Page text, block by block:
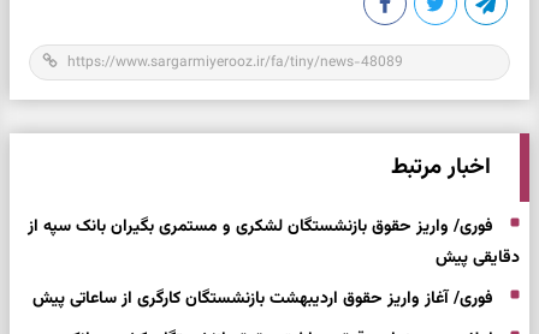
اخبار مرتبط
فوری/ واریز حقوق بازنشستگان لشکری و مستمری بگیران بانک سپه از
دقایقی پیش
فوری/ آغاز واریز حقوق اردیبهشت بازنشستگان کارگری از ساعاتی پیش